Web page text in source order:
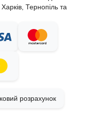
Тернопіль та
розрахунок